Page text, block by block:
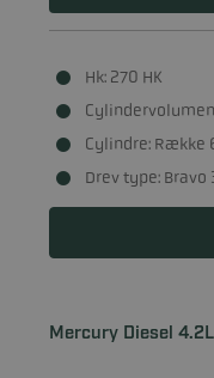
Hk: 270 HK
Cylindre: Række
Drev type: Bravo
Mercury Diesel